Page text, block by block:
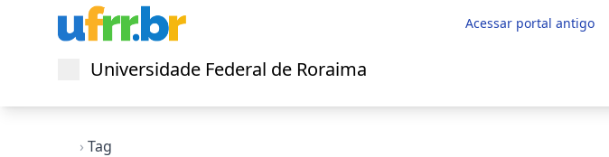
Acessar portal antigo
Abrir menu
Universidade Federal de Roraima
› Tag